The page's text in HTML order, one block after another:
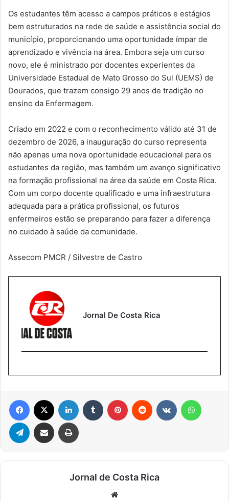
Os estudantes têm acesso a campos práticos e estágios
bem estruturados na rede de saúde e assistência social do
município, proporcionando uma oportunidade ímpar de
aprendizado e vivência na área. Embora seja um curso
novo, ele é ministrado por docentes experientes da
Universidade Estadual de Mato Grosso do Sul (UEMS) de
Dourados, que trazem consigo 29 anos de tradição no
ensino da Enfermagem.
Criado em 2022 e com o reconhecimento válido até 31 de
dezembro de 2026, a inauguração do curso representa
não apenas uma nova oportunidade educacional para os
estudantes da região, mas também um avanço significativo
na formação profissional na área da saúde em Costa Rica.
Com um corpo docente qualificado e uma infraestrutura
adequada para a prática profissional, os futuros
enfermeiros estão se preparando para fazer a diferença
no cuidado à saúde da comunidade.
Assecom PMCR / Silvestre de Castro
Jornal De Costa Rica
Facebook Linkedin Tumblr Pinterest Reddit
Telegram Compartilhar via e-mail Imprimir
Jornal de Costa Rica